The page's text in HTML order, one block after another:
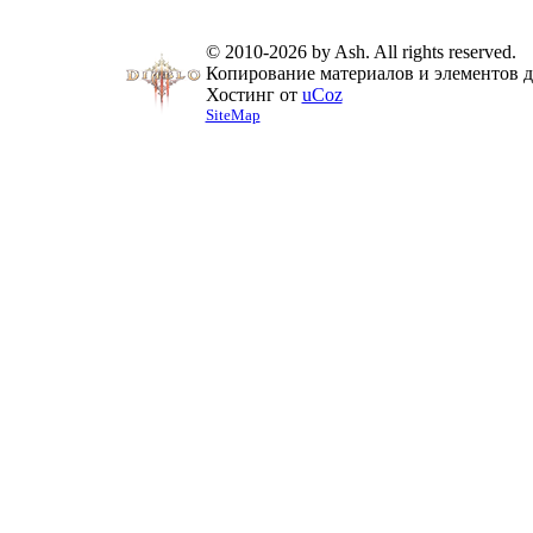
© 2010-2026 by Ash. All rights reserved.
Копирование материалов и элементов
Хостинг от uCoz
SiteMap